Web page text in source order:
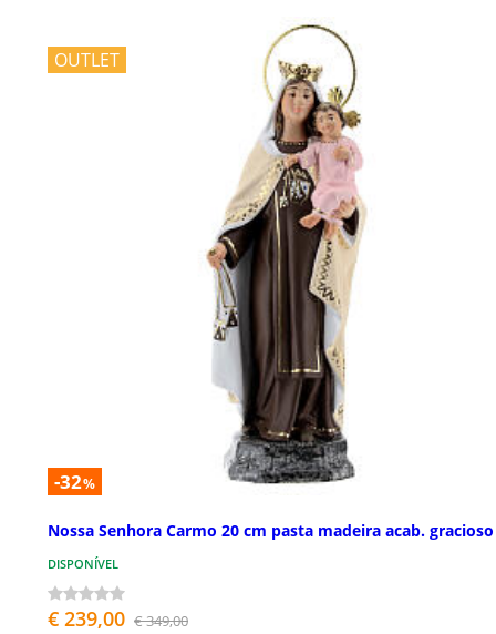
OUTLET
-32%
Nossa Senhora Carmo 20 cm pasta madeira acab. gracioso
DISPONÍVEL
€ 239,00 € 349,00